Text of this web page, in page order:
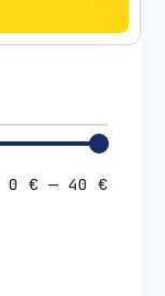
Precio
Precio
0 €— 40 €